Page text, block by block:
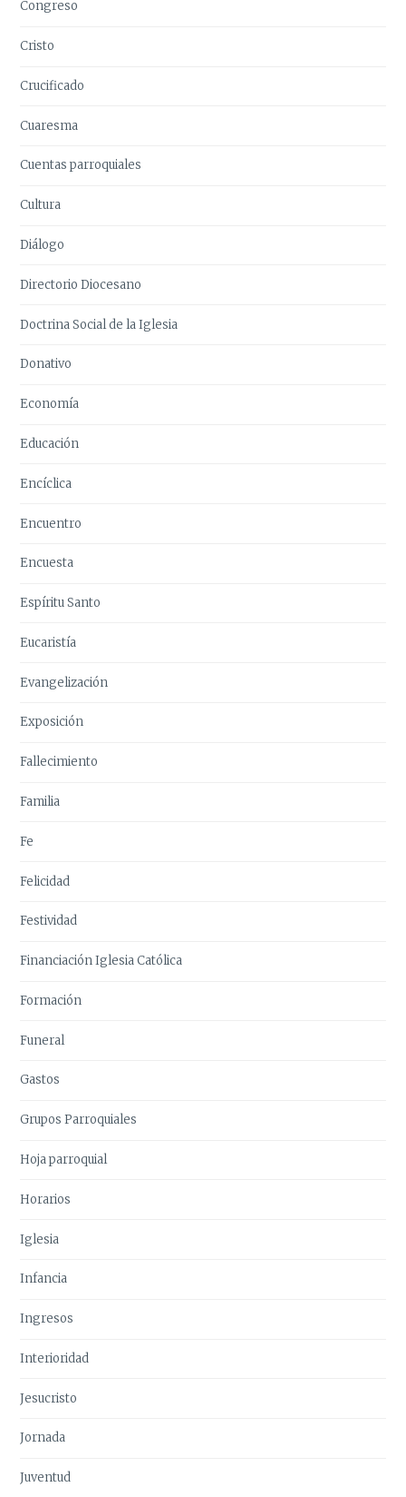
Congreso
Cristo
Crucificado
Cuaresma
Cuentas parroquiales
Cultura
Diálogo
Directorio Diocesano
Doctrina Social de la Iglesia
Donativo
Economía
Educación
Encíclica
Encuentro
Encuesta
Espíritu Santo
Eucaristía
Evangelización
Exposición
Fallecimiento
Familia
Fe
Felicidad
Festividad
Financiación Iglesia Católica
Formación
Funeral
Gastos
Grupos Parroquiales
Hoja parroquial
Horarios
Iglesia
Infancia
Ingresos
Interioridad
Jesucristo
Jornada
Juventud